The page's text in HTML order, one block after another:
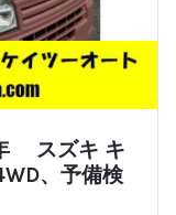
スズキ キ
、予備検